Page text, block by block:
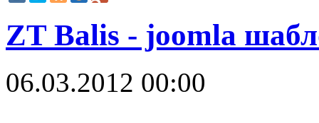
ZT Balis - joomla
06.03.2012 00:00